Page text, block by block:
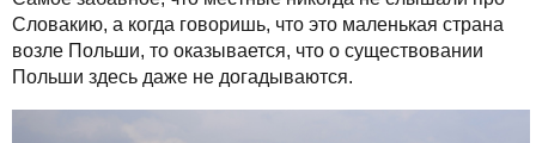
Словакию, а когда говоришь, что это маленькая страна
возле Польши, то оказывается, что о существовании
Польши здесь даже не догадываются.